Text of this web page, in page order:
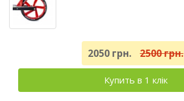
2050 грн. 2500 грн.
Купить в 1 клік